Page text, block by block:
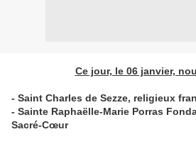
Ce jour, le 06 janvier,
- Saint Charles de Sezze, religieux
- Sainte Raphaëlle-Marie Porras
Sacré-Cœur